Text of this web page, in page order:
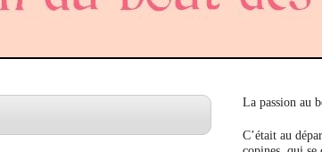
La passion au
C’était au